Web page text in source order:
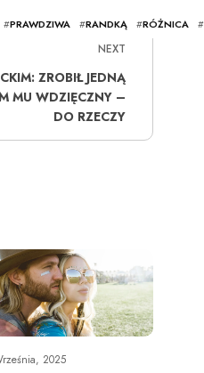
#PRAWDZIWA #RANDKĄ #RÓŻNICA #
NEXT
ZROBIŁ JEDNĄ
MU WDZIĘCZNY –
DO RZECZY
2025